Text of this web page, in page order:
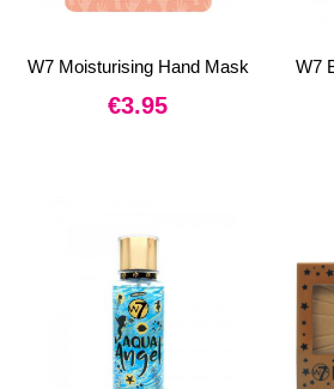
W7 Moisturising Hand Mask
€3.95
W7